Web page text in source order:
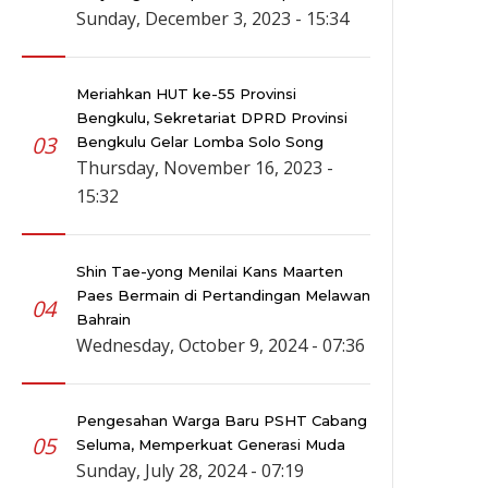
Sunday, December 3, 2023 - 15:34
03
Meriahkan HUT ke-55 Provinsi
Bengkulu, Sekretariat DPRD Provinsi
Bengkulu Gelar Lomba Solo Song
Thursday, November 16, 2023 -
15:32
04
Shin Tae-yong Menilai Kans Maarten
Paes Bermain di Pertandingan Melawan
Bahrain
Wednesday, October 9, 2024 - 07:36
05
Pengesahan Warga Baru PSHT Cabang
Seluma, Memperkuat Generasi Muda
Sunday, July 28, 2024 - 07:19